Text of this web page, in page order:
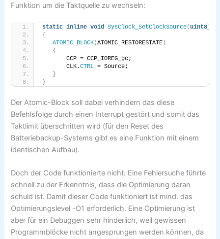
Funktion um die Taktquelle zu wechseln:
static inline void SysClock_SetClockSource(uint8_t
{
ATOMIC_BLOCK(ATOMIC_RESTORESTATE )
{
       CCP = CCP_IOREG_gc;
       CLK.
CTRL = Source;
}
}
Der Atomic-Block soll dabei verhindern das diese
Befehlsfolge durch einen Interrupt gestört und somit das
Taktlimit überschritten wird (für den Reset des
Batteriebackup-Systems gibt es eine Funktion mit einem
identischen Aufbau).
Doch der Code funktionierte nicht. Eine Fehlersuche führte
schnell zu der Erkenntnis, dass die Optimierung daran
schuld ist. Damit dieser Code funktioniert ist mind. das
Optimierungslevel -O1 erforderlich. Eine Optimierung ist
aber für ein Debuggen sehr hinderlich, weil gewissen
Programmblöcke nicht angesprungen werden können, da